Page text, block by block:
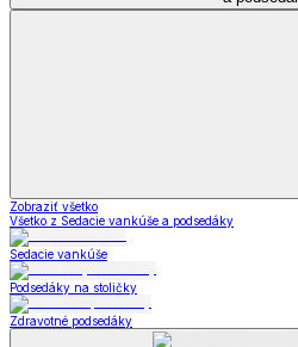
Zobraziť všetko
Všetko z Sedacie vankúše a podsedáky
Sedacie vankúše
Podsedáky na stoličky
Zdravotné podsedáky